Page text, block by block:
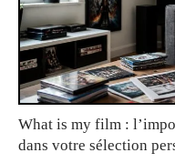
What is my film :
dans votre sélection